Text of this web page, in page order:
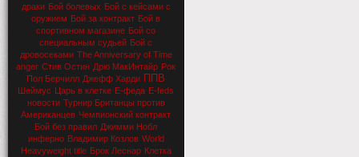
драки Бой болевых Бой с кейсами с
оружием Бой за контракт Бой в
спортивном магазине Бой со
специальным судьей Бой с
дровосеками The Anniversary of Time
anger Стив Остин Дрю МакИнтайр Рок
Пол Берчилл Джефф Харди ППВ
Шеймус Царь в клетке Е-феда E-feds
новости Турнир Британцы против
Американцев Чемпионский контракт
Бой без правил Джимми Нобл
инферно Владимир Козлов World
Heavyweight title Брок Леснар Клетка